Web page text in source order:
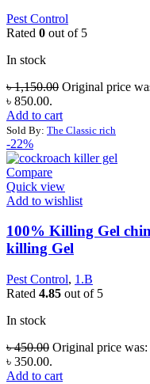
Pest Control
Rated 0 out of 5
In stock
৳1,150.00 Original price
৳ 850.00.
Add to cart
Sold By: The Classic rich
-22%
Compare
Quick view
Add to wishlist
100% Killing Gel
killing Gel
Pest Control, 1.B
Rated 4.85 out of 5
In stock
৳450.00 Original price was:
৳ 350.00.
Add to cart